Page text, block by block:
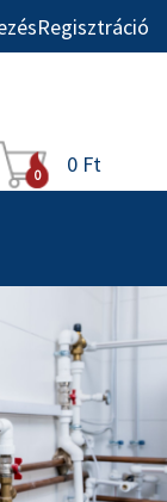
Regisztráció
0 0 Ft